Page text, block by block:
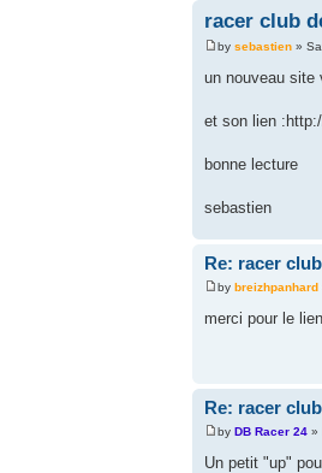
racer club
by sebastien »
un nouveau site
et son lien
bonne lecture
sebastien
Re: racer
by breizhpanhard
merci pour le
Re: racer
by DB Racer 24 »
Un petit "up"